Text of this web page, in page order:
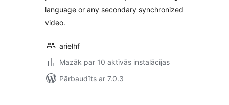
language or any secondary synchronized
video.
arielhf
Mazāk par 10 aktīvās instalācijas
Pārbaudīts ar 7.0.3